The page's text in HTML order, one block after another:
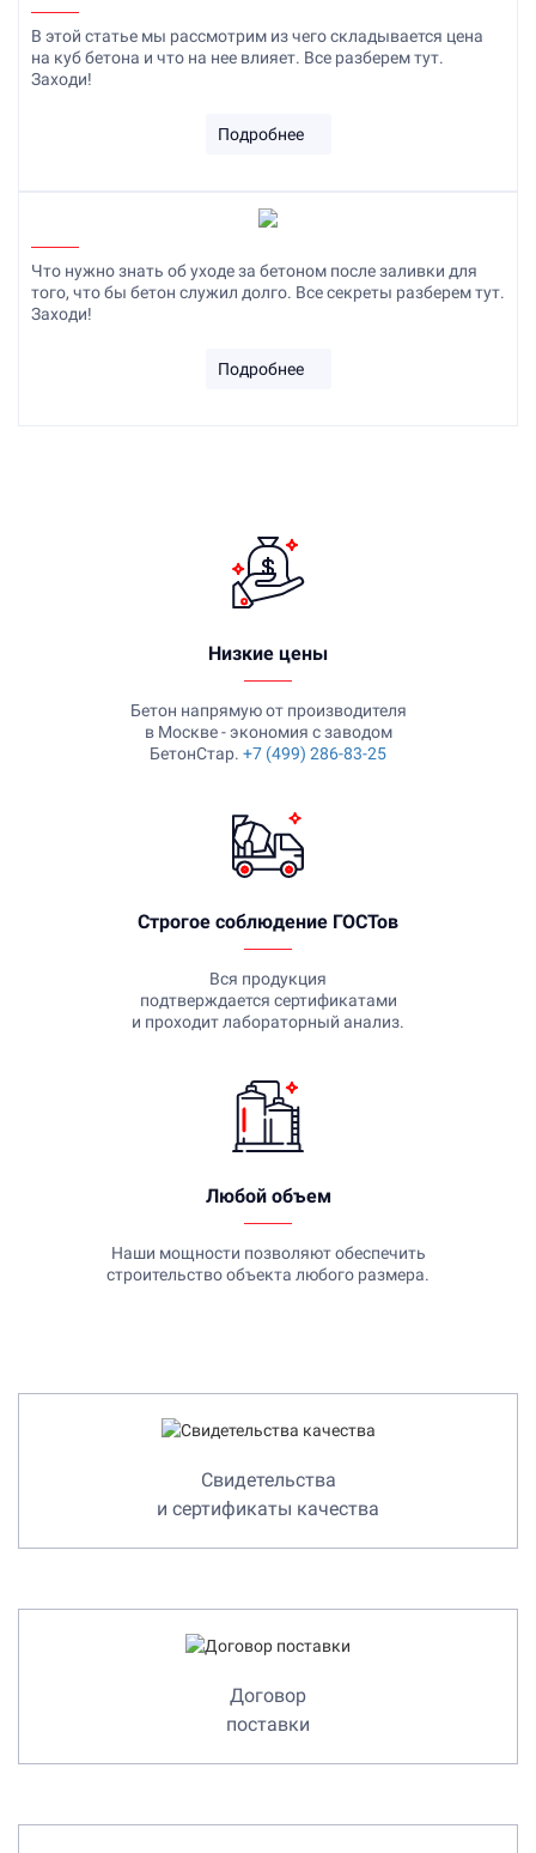
В этой статье мы рассмотрим из чего складывается цена
на куб бетона и что на нее влияет. Все разберем тут.
Заходи!
Подробнее
Что нужно знать об уходе за бетоном после заливки для
того, что бы бетон служил долго. Все секреты разберем тут.
Заходи!
Подробнее
Низкие цены
Бетон напрямую от производителя
в Москве - экономия с заводом
БетонСтар. +7 (499) 286-83-25
Строгое соблюдение ГОСТов
Вся продукция
подтверждается сертификатами
и проходит лабораторный анализ.
Любой объем
Наши мощности позволяют обеспечить
строительство объекта любого размера.
Свидетельства
и сертификаты качества
Договор
поставки